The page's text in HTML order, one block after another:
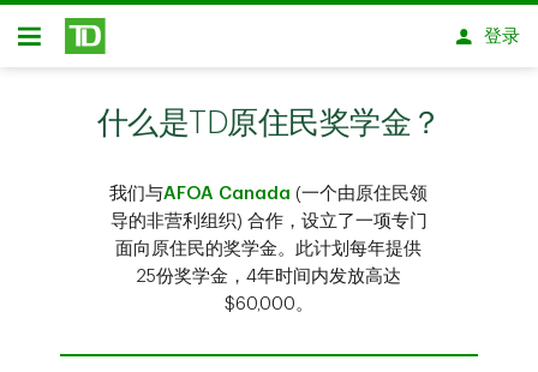
跳转到主要内容
开放式房屋贷款
登录
什么是TD原住民奖学金？
我们与AFOA Canada (一个由原住民领
导的非营利组织) 合作，设立了一项专门
面向原住民的奖学金。此计划每年提供
25份奖学金，4年时间内发放高达
$60,000。